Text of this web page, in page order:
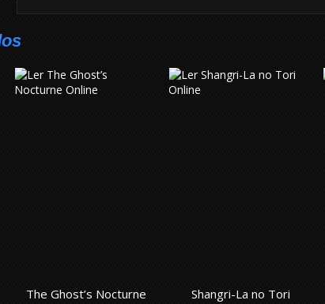
The Ghost’s Nocturne Shangri-La no Tori